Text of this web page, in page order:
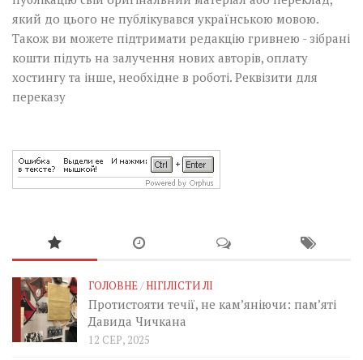
який до цього не публікувався українською мовою.
Також ви можете підтримати редакцію гривнею - зібрані
кошти підуть на залучення нових авторів, оплату
хостингу та інше, необхідне в роботі. Реквізити для
переказу
ГОЛОВНЕ/НІГІЛІСТИ ЛІ
Протистояти течії, не кам’яніючи: пам’яті
Давида Чичкана
12 СЕР, 2025